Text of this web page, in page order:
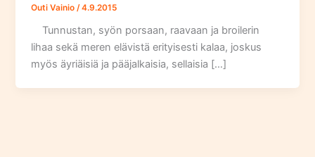
Outi Vainio /4.9.2015
Tunnustan, syön porsaan, raavaan ja broilerin
lihaa sekä meren elävistä erityisesti kalaa, joskus
myös äyriäisiä ja pääjalkaisia, sellaisia […]